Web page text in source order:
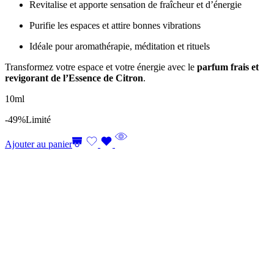
Revitalise et apporte sensation de fraîcheur et d’énergie
Purifie les espaces et attire bonnes vibrations
Idéale pour aromathérapie, méditation et rituels
Transformez votre espace et votre énergie avec le parfum frais et
revigorant de l’Essence de Citron.
10ml
-49%Limité
Ajouter au panier